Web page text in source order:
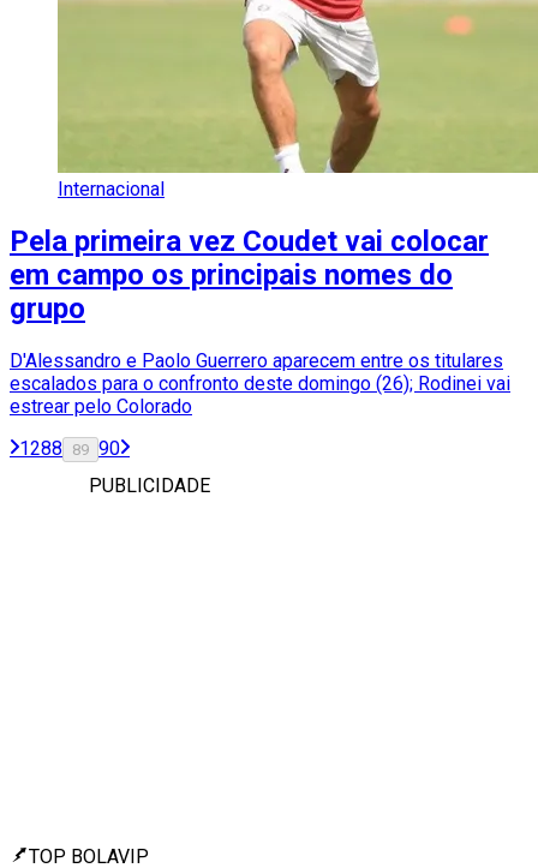
Internacional
Pela primeira vez Coudet vai colocar
em campo os principais nomes do
grupo
D'Alessandro e Paolo Guerrero aparecem entre os titulares
escalados para o confronto deste domingo (26); Rodinei vai
estrear pelo Colorado
1288 89 90
PUBLICIDADE
TOP BOLAVIP